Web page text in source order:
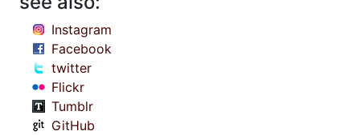
Instagram
Facebook
twitter
Flickr
Tumblr
GitHub